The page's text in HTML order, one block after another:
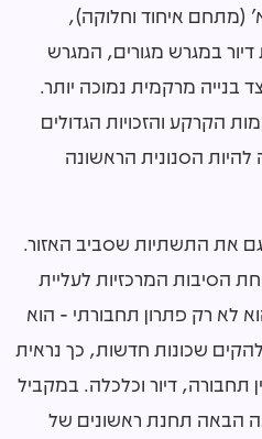
(מתחם איחוד וחלוקה),
דיור במגרש מגורים, המגרש
בנייה מרקמית נמוכה יותר.
הקרקע והזכויות הגדולים
הסנונית הראשונה
גם את התשתיות שסביב האזור.
הסיבות המרכזיות לעליית
לא רק פתרון תחבורתי - הוא
שכונות חדשות, כך נראית
תחבורה, דיור וכלכלה. במקביל
הבאה תחנת ראשונים של